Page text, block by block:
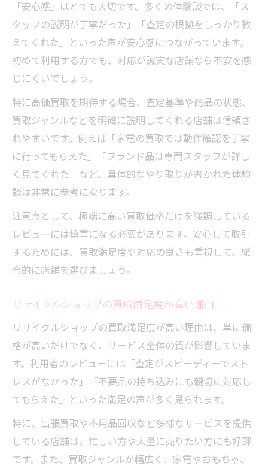
「安心感」はとても大切です。多くの体験談では、「ス
タッフの説明が丁寧だった」「査定の根拠をしっかり教
えてくれた」といった声が安心感につながっています。
初めて利用する方でも、対応が誠実な店舗なら不安を感
じにくいでしょう。
特に高価買取を期待する場合、査定基準や商品の状態、
買取ジャンルなどを明確に説明してくれる店舗は信頼さ
れやすいです。例えば「家電の買取では動作確認を丁寧
に行ってもらえた」「ブランド品は専門スタッフが詳し
く見てくれた」など、具体的なやり取りが書かれた体験
談は非常に参考になります。
注意点として、極端に高い買取価格だけを強調している
レビューには慎重になる必要があります。安心して取引
するためには、買取満足度や対応の良さも重視して、総
合的に店舗を選びましょう。
リサイクルショップの買取満足度が高い理由
リサイクルショップの買取満足度が高い理由は、単に価
格が高いだけでなく、サービス全体の質が影響していま
す。利用者のレビューには「査定がスピーディーでスト
レスがなかった」「不要品の持ち込みにも親切に対応し
てもらえた」といった満足の声が多く見られます。
特に、出張買取や不用品回収など多様なサービスを提供
している店舗は、忙しい方や大量に売りたい方にも好評
です。また、買取ジャンルが幅広く、家電やおもちゃ、